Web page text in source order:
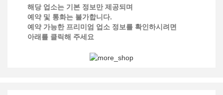
해당 업소는 기본 정보만 제공되며
예약 및 통화는 불가합니다.
예약 가능한 프리미엄 업소 정보를 확인하시려면
아래를 클릭해 주세요